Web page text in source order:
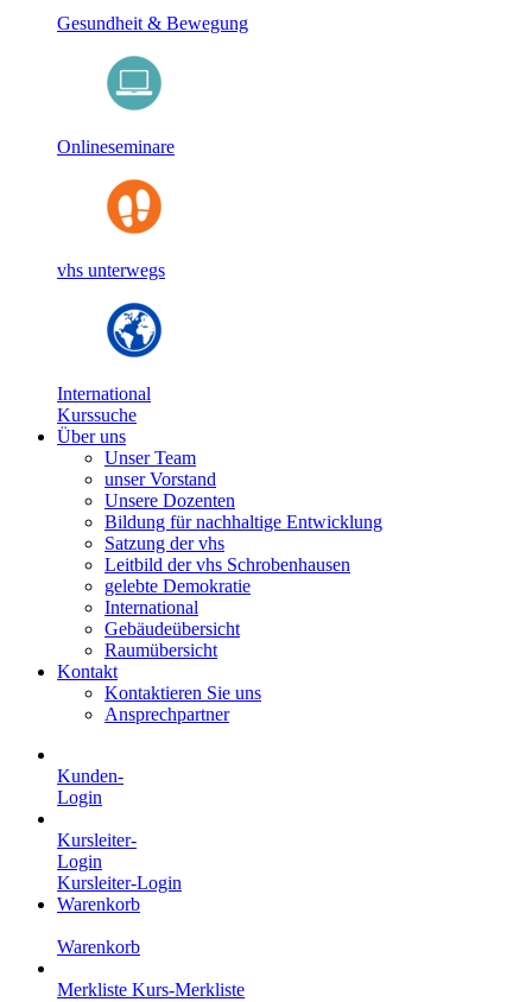
Gesundheit & Bewegung
Onlineseminare
vhs unterwegs
International
Kurssuche
Über uns
Unser Team
unser Vorstand
Unsere Dozenten
Bildung für nachhaltige Entwicklung
Satzung der vhs
Leitbild der vhs Schrobenhausen
gelebte Demokratie
International
Gebäudeübersicht
Raumübersicht
Kontakt
Kontaktieren Sie uns
Ansprechpartner
Kunden-
Login
Kursleiter-
Login
Kursleiter-Login
Warenkorb
Warenkorb
Merkliste Kurs-Merkliste